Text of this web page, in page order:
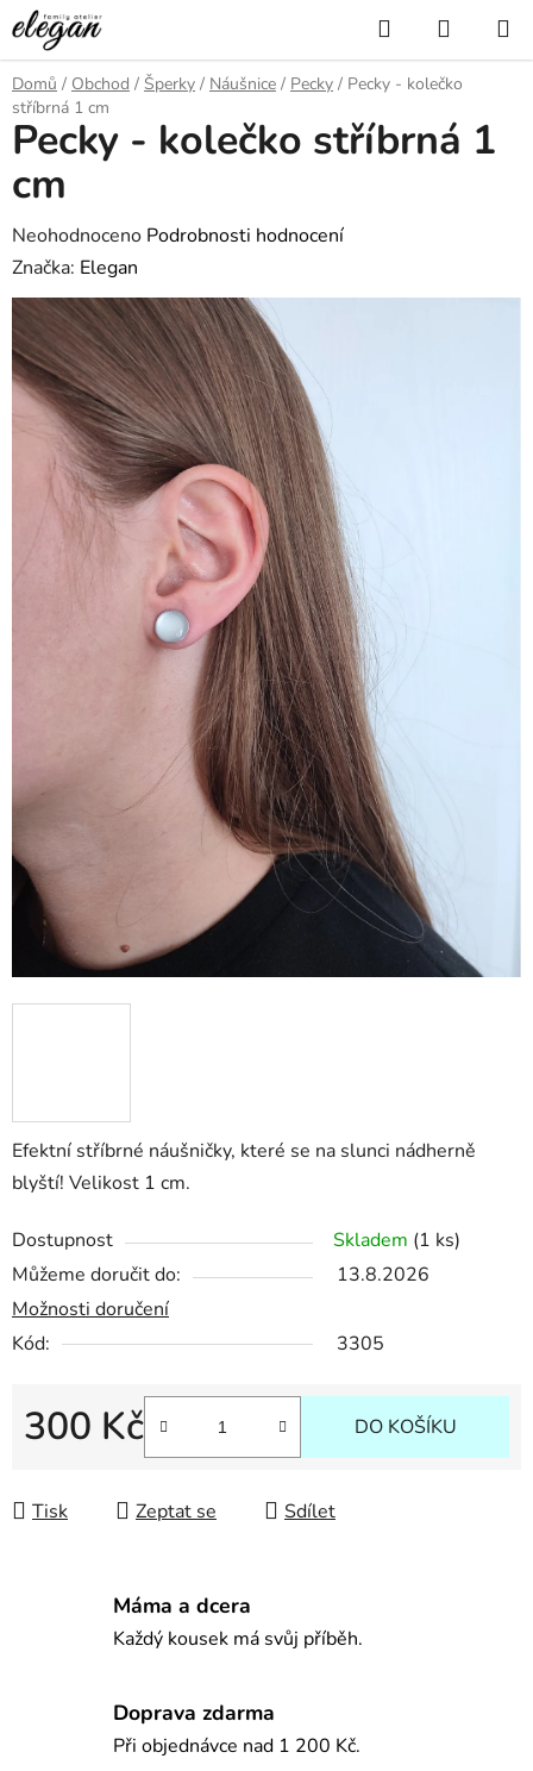
Přejít
na
obsah
Hledat
KOŠÍK
Domů / Obchod / Šperky / Náušnice / Pecky / Pecky - kolečko
stříbrná 1 cm
Efektní stříbrné náušničky, které se na slunci nádherně
blyští! Velikost 1 cm.
Dostupnost Skladem (1 ks)
Můžeme doručit do:
13.8.2026
Možnosti doručení
Kód:
3305
300 Kč DO KOŠÍKU
Tisk Zeptat se Sdílet
Pecky - kolečko stříbrná 1
cm
Průměrné
hodnocení
produktu
je
0,0
z
hvězdiček.
Neohodnoceno Podrobnosti hodnocení
Značka: Elegan
Máma a dcera
Každý kousek má svůj příběh.
Doprava zdarma
Při objednávce nad 1 200 Kč.